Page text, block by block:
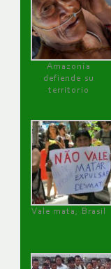
Amazonía
defiende su
territorio
Vale mata, Brasil